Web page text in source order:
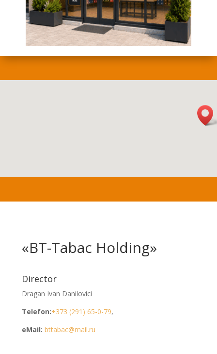
«BT-Tabac Holding»
Director
Dragan Ivan Danilovici
Telefon:+373 (291) 65-0-79,
eMail: bttabac@mail.ru